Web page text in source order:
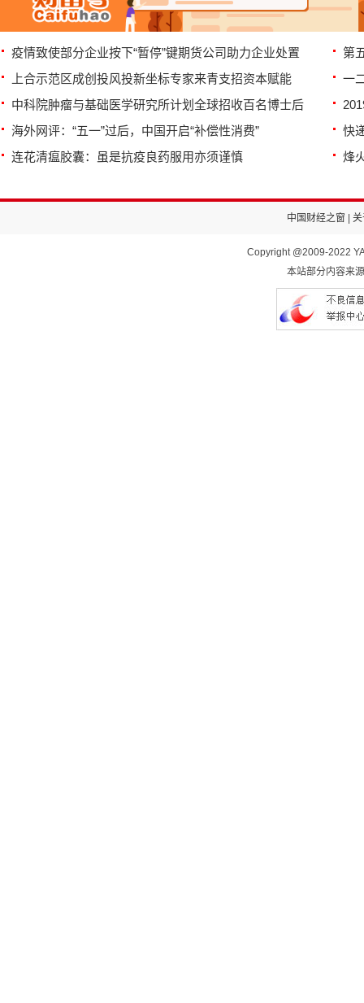
疫情致使部分企业按下“暂停”键期货公司助力企业处置
第
上合示范区成创投风投新坐标专家来青支招资本赋能
一
中科院肿瘤与基础医学研究所计划全球招收百名博士后
海外网评：“五一”过后，中国开启“补偿性消费”
快
连花清瘟胶囊：虽是抗疫良药服用亦须谨慎
烽
中国财经之窗 关
Copyright @2009-2022
本站部分内容来